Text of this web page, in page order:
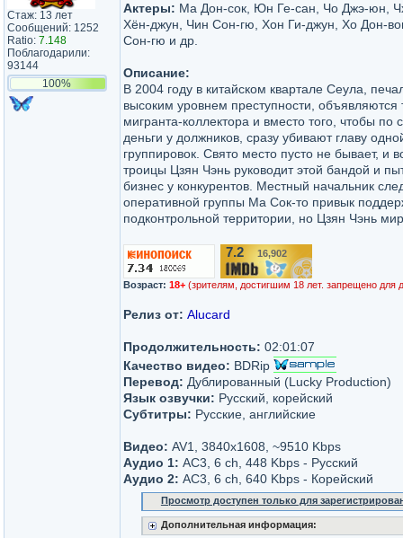
Стаж: 13 лет
Сообщений: 1252
Ratio: 7.148
Поблагодарили:
93144
100%
Актеры: Ма Дон-сок, Юн Ге-сан, Чо Джэ-юн,
Хён-джун, Чин Сон-гю, Хон Ги-джун, Хо Дон-
Сон-гю и др.
Описание:
В 2004 году в китайском квартале Сеула,
высоким уровнем преступности, объявляются
мигранта-коллектора и вместо того, чтобы по
деньги у должников, сразу убивают главу
группировок. Свято место пусто не бывает, и
троицы Цзян Чэнь руководит этой бандой и
бизнес у конкурентов. Местный начальник
оперативной группы Ма Сок-то привык
подконтрольной территории, но Цзян Чэнь
7.2 16,902
Возраст: 18+ (зрителям, достигшим 18 лет. запрещено для
Релиз от: Alucard
Продолжительность: 02:01:07
Качество видео: BDRip
Перевод: Дублированный (Lucky Production)
Язык озвучки: Русский, корейский
Субтитры: Русские, английские
Видео: AV1, 3840x1608, ~9510 Kbps
Аудио 1: AC3, 6 ch, 448 Kbps - Русский
Аудио 2: AC3, 6 ch, 640 Kbps - Корейский
Просмотр доступен только для
Дополнительная информация: